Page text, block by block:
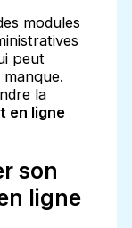
modules
peut
la
en ligne
son
ligne